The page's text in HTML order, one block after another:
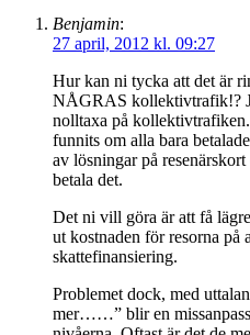
Benjamin:
27 april, 2012 kl. 09:27
Hur kan ni tycka att det är
NÅGRAS kollektivtrafik!?
nolltaxa på
funnits om alla bara
av lösningar på
betala det.
Det ni vill göra är att få
ut kostnaden för resorna på
skattefinansiering.
Problemet dock, med
mer……” blir en